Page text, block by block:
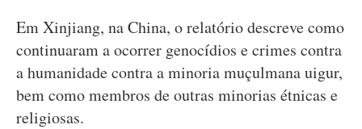
Em Xinjiang, na China, o relatório descreve como
continuaram a ocorrer genocídios e crimes contra
a humanidade contra a minoria muçulmana uigur,
bem como membros de outras minorias étnicas e
religiosas.